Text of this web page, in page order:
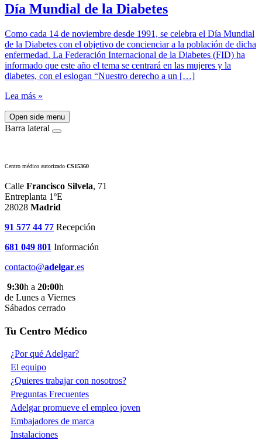
Día Mundial de la Diabetes
Como cada 14 de noviembre desde 1991, se celebra el Día Mundial
de la Diabetes con el objetivo de concienciar a la población de dicha
enfermedad. La Federación Internacional de la Diabetes (FID) ha
informado que este año el tema se centrará en las mujeres y la
diabetes, con el eslogan “Nuestro derecho a un […]
Lea más »
Open side menu
Barra lateral
Centro médico autorizado CS15360
Calle Francisco Silvela, 71
Entreplanta 1ºE
28028 Madrid
91 577 44 77 Recepción
681 049 801 Información
contacto@adelgar.es
9:30h a 20:00h
de Lunes a Viernes
Sábados cerrado
Tu Centro Médico
¿Por qué Adelgar?
El equipo
¿Quieres trabajar con nosotros?
Preguntas Frecuentes
Adelgar promueve el empleo joven
Embajadores de marca
Instalaciones